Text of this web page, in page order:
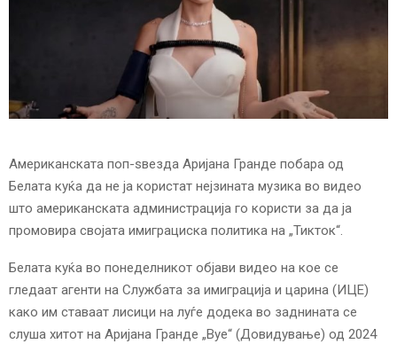
N
U
Американската поп-ѕвезда Аријана Гранде побара од
Белата куќа да не ја користат нејзината музика во видео
што американската администрација го користи за да ја
промовира својата имиграциска политика на „Тикток“.
Белата куќа во понеделникот објави видео на кое се
гледаат агенти на Службата за имиграција и царина (ИЦЕ)
како им ставаат лисици на луѓе додека во заднината се
слуша хитот на Аријана Гранде „Bye“ (Довидување) од 2024